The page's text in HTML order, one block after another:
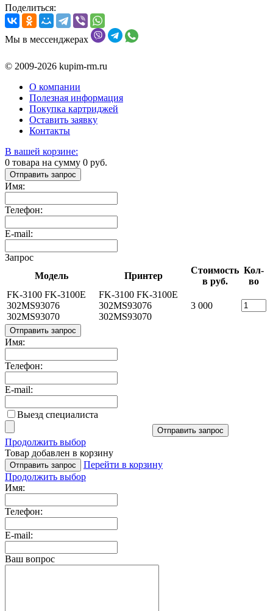
Поделиться:
Мы в мессенджерах
© 2009-2026 kupim-rm.ru
О компании
Полезная информация
Покупка картриджей
Оставить заявку
Контакты
В вашей корзине:
0 товара на сумму 0 руб.
Отправить запрос
Имя:
Телефон:
E-mail:
Запрос
Модель
Принтер
Стоимость
в руб.
Кол-
во
FK-3100 FK-3100E
302MS93076
302MS93070
FK-3100 FK-3100E
302MS93076
302MS93070
3 000
Отправить запрос
Имя:
Телефон:
E-mail:
Выезд специалиста
Отправить запрос
Продолжить выбор
Товар добавлен в корзину
Отправить запрос
Перейти в корзину
Продолжить выбор
Имя:
Телефон:
E-mail:
Ваш вопрос